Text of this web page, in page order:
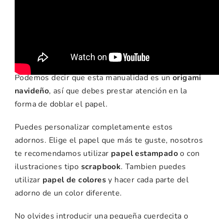
Podemos decir que esta manualidad es unorigami
navideño, así que debes prestar atención en la
forma de doblar el papel.
Puedes personalizar completamente estos
adornos. Elige el papel que más te guste, nosotros
te recomendamos utilizar papel estampadoo con
ilustraciones tipo scrapbook. Tambien puedes
utilizar papel de coloresy hacer cada parte del
adorno de un color diferente.
No olvides introducir una pequeña cuerdecita o